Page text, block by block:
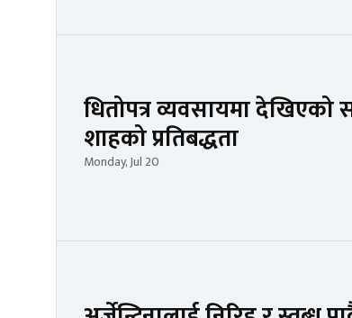
धितोपत्र व्यवसायमा देखिएको
शाहको प्रतिबद्धता
Monday, Jul 20